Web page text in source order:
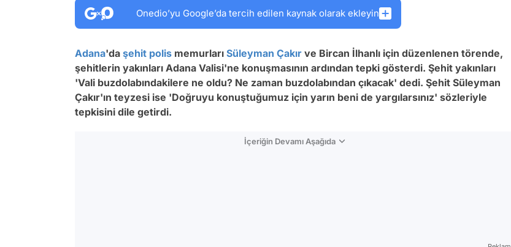
Onedio’yu Google’da tercih edilen kaynak olarak ekleyin
Adana'da şehit polis memurları Süleyman Çakır ve Bircan İlhanlı için düzenlenen törende,
şehitlerin yakınları Adana Valisi'ne konuşmasının ardından tepki gösterdi. Şehit yakınları
'Vali buzdolabındakilere ne oldu? Ne zaman buzdolabından çıkacak' dedi. Şehit Süleyman
Çakır'ın teyzesi ise 'Doğruyu konuştuğumuz için yarın beni de yargılarsınız' sözleriyle
tepkisini dile getirdi.
İçeriğin Devamı Aşağıda